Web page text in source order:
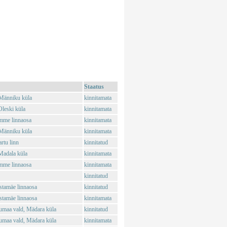
Staatus
küla
kinnitamata
küla
kinnitamata
linnaosa
kinnitamata
küla
kinnitamata
linn
kinnitatud
küla
kinnitamata
linnaosa
kinnitamata
kinnitatud
linnaosa
kinnitatud
linnaosa
kinnitamata
vald, Mädara küla
kinnitatud
vald, Mädara küla
kinnitamata